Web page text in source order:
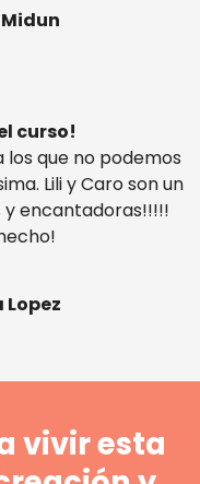
curso!
que no podemos
Lili y Caro son un
encantadoras!!!!!
vivir esta